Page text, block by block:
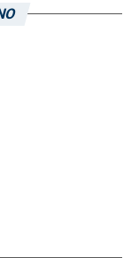
Giuseppe